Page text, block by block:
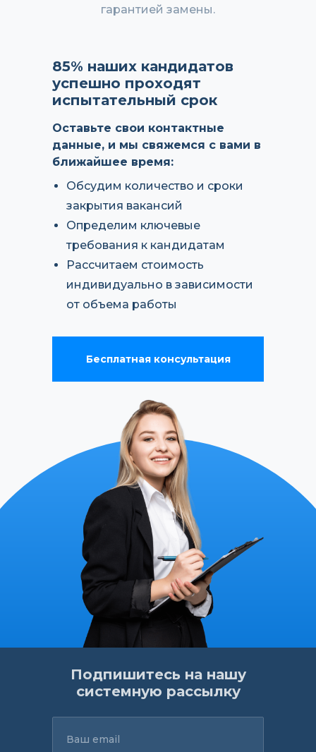
гарантией замены.
85% наших кандидатов
успешно проходят
испытательный срок
Оставьте свои контактные
данные, и мы свяжемся с вами в
ближайшее время:
Обсудим количество и сроки
закрытия вакансий
Определим ключевые
требования к кандидатам
Рассчитаем стоимость
индивидуально в зависимости
от объема работы
Бесплатная консультация
Подпишитесь на нашу
системную рассылку
Ваш email